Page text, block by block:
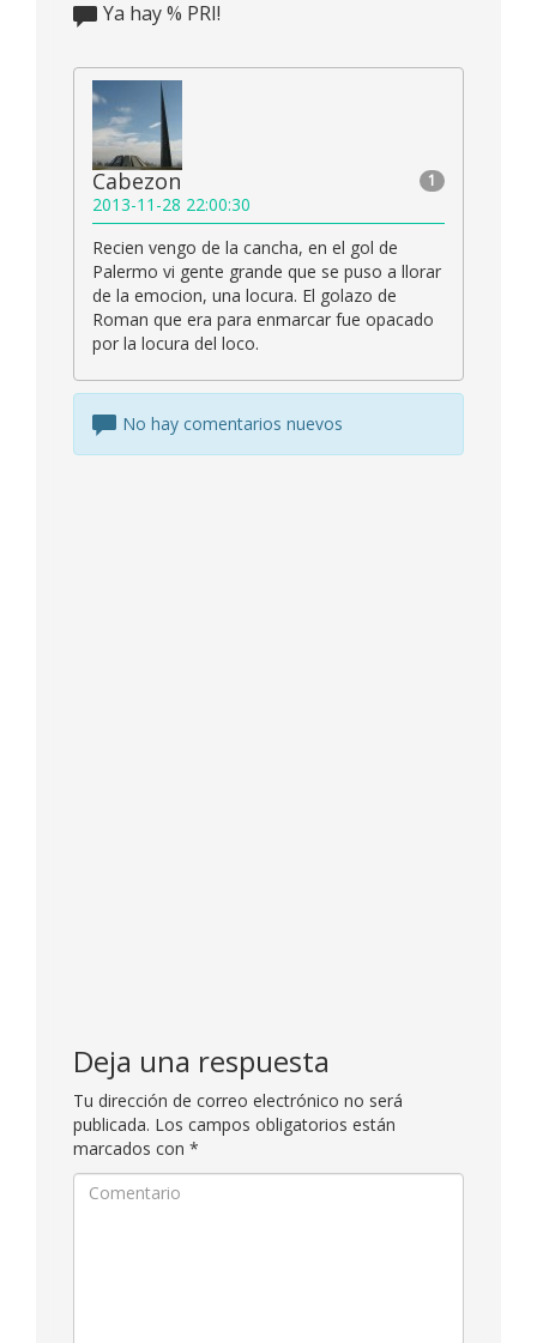
Ya hay% PRI!
1
Cabezon
2013-11-28 22:00:30
Recien vengo de la cancha, en el gol de
Palermo vi gente grande que se puso a llorar
de la emocion, una locura. El golazo de
Roman que era para enmarcar fue opacado
por la locura del loco.
No hay comentarios nuevos
Deja una respuesta
Tu dirección de correo electrónico no será
publicada. Los campos obligatorios están
marcados con *